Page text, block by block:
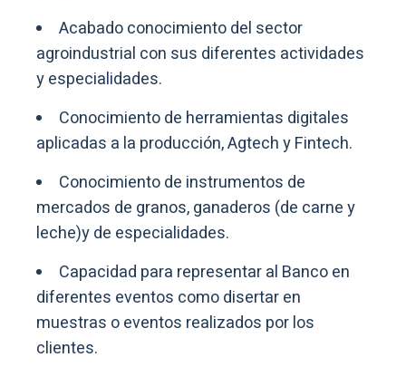
Acabado conocimiento del sector
agroindustrial con sus diferentes actividades
y especialidades.
Conocimiento de herramientas digitales
aplicadas a la producción, Agtech y Fintech.
Conocimiento de instrumentos de
mercados de granos, ganaderos (de carne y
leche)y de especialidades.
Capacidad para representar al Banco en
diferentes eventos como disertar en
muestras o eventos realizados por los
clientes.